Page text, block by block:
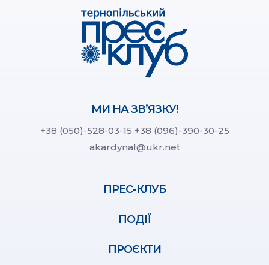
МИ НА ЗВ’ЯЗКУ!
+38 (050)-528-03-15 +38 (096)-390-30-25
akardynal@ukr.net
ПРЕС-КЛУБ
ПОДІЇ
ПРОЄКТИ